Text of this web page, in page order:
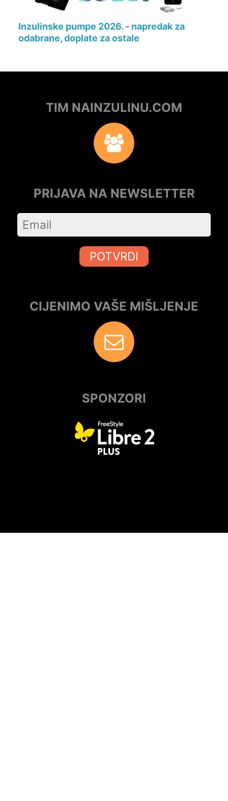
Inzulinske pumpe 2026. - napredak za
odabrane, doplate za ostale
TIM NAINZULINU.COM
PRIJAVA NA NEWSLETTER
POTVRDI
CIJENIMO VAŠE MIŠLJENJE
SPONZORI